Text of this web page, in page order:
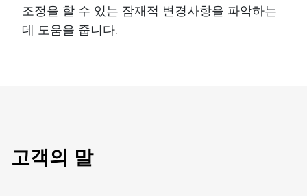
조정을 할 수 있는 잠재적 변경사항을 파악하는
데 도움을 줍니다.
고객의 말